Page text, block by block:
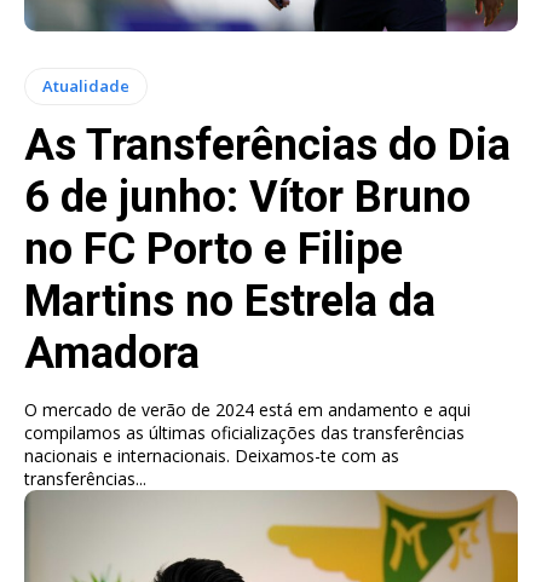
Atualidade
As Transferências do Dia
6 de junho: Vítor Bruno
no FC Porto e Filipe
Martins no Estrela da
Amadora
O mercado de verão de 2024 está em andamento e aqui
compilamos as últimas oficializações das transferências
nacionais e internacionais. Deixamos-te com as
transferências...